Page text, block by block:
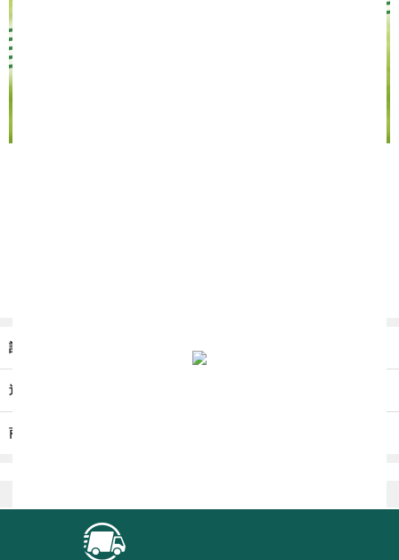
詳細介紹
送貨/退貨
商店條款